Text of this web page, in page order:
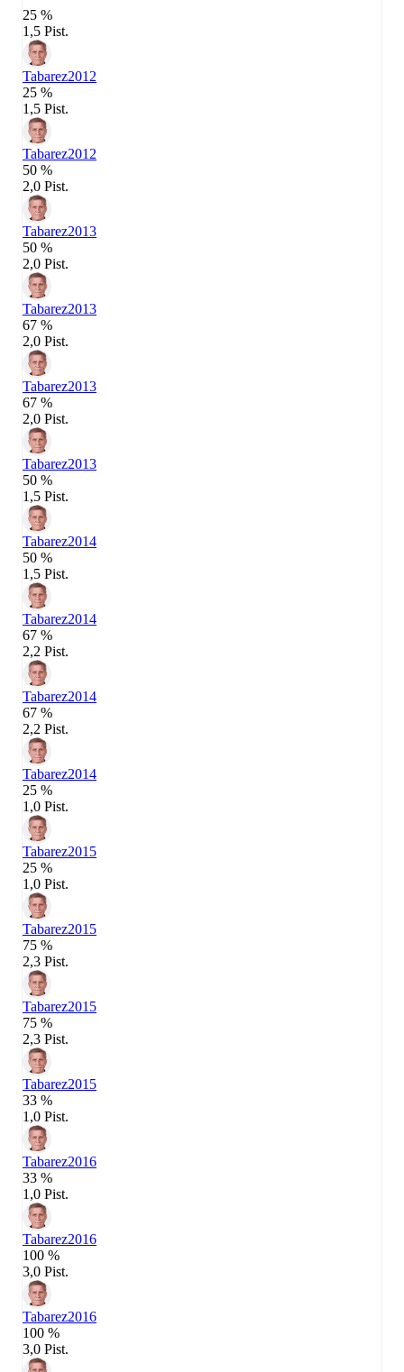
25 %
1,5 Pist.
Tabarez2012
25 %
1,5 Pist.
Tabarez2012
50 %
2,0 Pist.
Tabarez2013
50 %
2,0 Pist.
Tabarez2013
67 %
2,0 Pist.
Tabarez2013
67 %
2,0 Pist.
Tabarez2013
50 %
1,5 Pist.
Tabarez2014
50 %
1,5 Pist.
Tabarez2014
67 %
2,2 Pist.
Tabarez2014
67 %
2,2 Pist.
Tabarez2014
25 %
1,0 Pist.
Tabarez2015
25 %
1,0 Pist.
Tabarez2015
75 %
2,3 Pist.
Tabarez2015
75 %
2,3 Pist.
Tabarez2015
33 %
1,0 Pist.
Tabarez2016
33 %
1,0 Pist.
Tabarez2016
100 %
3,0 Pist.
Tabarez2016
100 %
3,0 Pist.